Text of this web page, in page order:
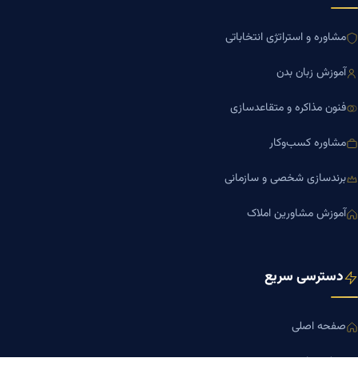
مشاوره و استراتژی انتخاباتی
آموزش زبان بدن
فنون مذاکره و متقاعدسازی
مشاوره کسب‌وکار
برندسازی شخصی و سازمانی
آموزش مشاورین املاک
دسترسی سریع
صفحه اصلی
مجله بنیاد میر